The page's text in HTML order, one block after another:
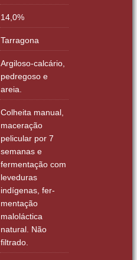
14,0%
Tarragona
Argiloso-calcário,
pedregoso e
areia.
Colheita manual,
maceração
pelicular por 7
semanas e
fermentação com
leveduras
indígenas, fer-
mentação
maloláctica
natural. Não
filtrado.